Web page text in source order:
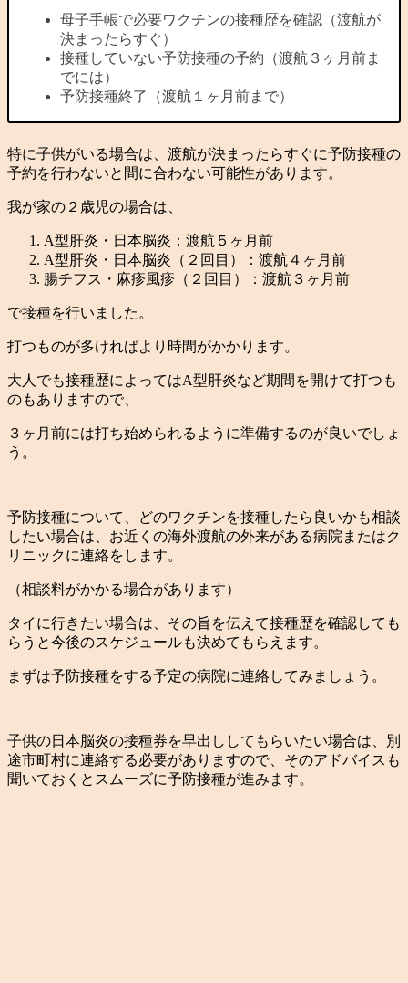
母子手帳で必要ワクチンの接種歴を確認（渡航が
決まったらすぐ）
接種していない予防接種の予約（渡航３ヶ月前ま
でには）
予防接種終了（渡航１ヶ月前まで）
特に子供がいる場合は、渡航が決まったらすぐに予防接種の
予約を行わないと間に合わない可能性があります。
我が家の２歳児の場合は、
A型肝炎・日本脳炎：渡航５ヶ月前
A型肝炎・日本脳炎（２回目）：渡航４ヶ月前
腸チフス・麻疹風疹（２回目）：渡航３ヶ月前
で接種を行いました。
打つものが多ければより時間がかかります。
大人でも接種歴によってはA型肝炎など期間を開けて打つも
のもありますので、
３ヶ月前には打ち始められるように準備するのが良いでしょ
う。
予防接種について、どのワクチンを接種したら良いかも相談
したい場合は、お近くの海外渡航の外来がある病院またはク
リニックに連絡をします。
（相談料がかかる場合があります）
タイに行きたい場合は、その旨を伝えて接種歴を確認しても
らうと今後のスケジュールも決めてもらえます。
まずは予防接種をする予定の病院に連絡してみましょう。
子供の日本脳炎の接種券を早出ししてもらいたい場合は、別
途市町村に連絡する必要がありますので、そのアドバイスも
聞いておくとスムーズに予防接種が進みます。